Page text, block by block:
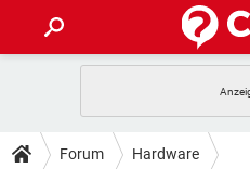
ANDROID
TIPPS & TRICKS
Forum Hardware